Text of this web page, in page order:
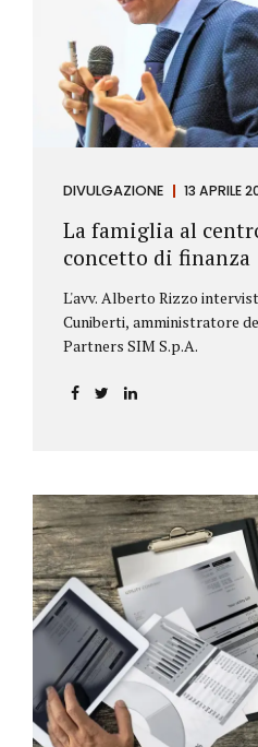
DIVULGAZIONE 13 APRILE
La famiglia al
concetto di finanza
L'avv. Alberto Rizzo
Cuniberti, amministratore
Partners SIM S.p.A.